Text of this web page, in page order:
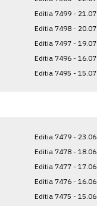
Editia 7499 - 21.07
Editia 7498 - 20.07
Editia 7497 - 19.07
Editia 7496 - 16.07
Editia 7495 - 15.07
Editia 7479 - 23.06
Editia 7478 - 18.06
Editia 7477 - 17.06
Editia 7476 - 16.06
Editia 7475 - 15.06